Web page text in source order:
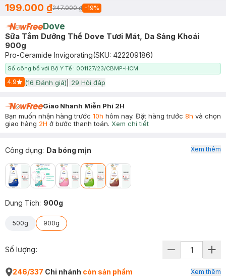
199.000 ₫247.000 ₫ -19%
Dove
Sữa Tắm Dưỡng Thể Dove Tươi Mát, Da Sảng Khoái
900g
Pro-Ceramide Invigorating(SKU: 422209186)
Số công bố với Bộ Y Tế : 001127/23/CBMP-HCM
4.9
Start Icon
(16 Đánh giá) 29 Hỏi đáp
Giao Nhanh Miễn Phí 2H
Bạn muốn nhận hàng trước 10h hôm nay. Đặt hàng trước 8h và chọn
giao hàng 2H ở bước thanh toán. Xem chi tiết
Công dụng: Da bóng mịn
Dung Tích: 900g
500g 900g
Xem thêm
Số lượng:
246/337 Chi nhánh còn sản phẩm Xem thêm